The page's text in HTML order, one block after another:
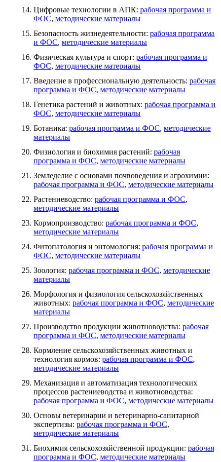
Цифровые технологии в АПК: рабочая программа и
ФОС, методические материалы
Безопасность жизнедеятельности: рабочая программа
и ФОС, методические материалы
Физическая культура и спорт: рабочая программа и
ФОС, методические материалы
Введение в профессиональную деятельность: рабочая
программа и ФОС, методические материалы
Генетика растений и животных: рабочая программа и
ФОС, методические материалы
Ботаника: рабочая программа и ФОС, методические
материалы
Физиология и биохимия растений: рабочая
программа и ФОС, методические материалы
Земледелие с основами почвоведения и агрохимии:
рабочая программа и ФОС, методические материалы
Растениеводство: рабочая программа и ФОС,
методические материалы
Кормопроизводство: рабочая программа и ФОС,
методические материалы
Фитопатология и энтомология: рабочая программа и
ФОС, методические материалы
Зоология: рабочая программа и ФОС, методические
материалы
Морфология и физиология сельскохозяйственных
животных: рабочая программа и ФОС, методические
материалы
Производство продукции животноводства: рабочая
программа и ФОС, методические материалы
Кормление сельскохозяйственных животных и
технология кормов: рабочая программа и ФОС,
методические материалы
Механизация и автоматизация технологических
процессов растениеводства и животноводства:
рабочая программа и ФОС, методические материалы
Основы ветеринарии и ветеринарно-санитарной
экспертизы: рабочая программа и ФОС,
методические материалы
Биохимия сельскохозяйственной продукции: рабочая
программа и ФОС, методические материалы